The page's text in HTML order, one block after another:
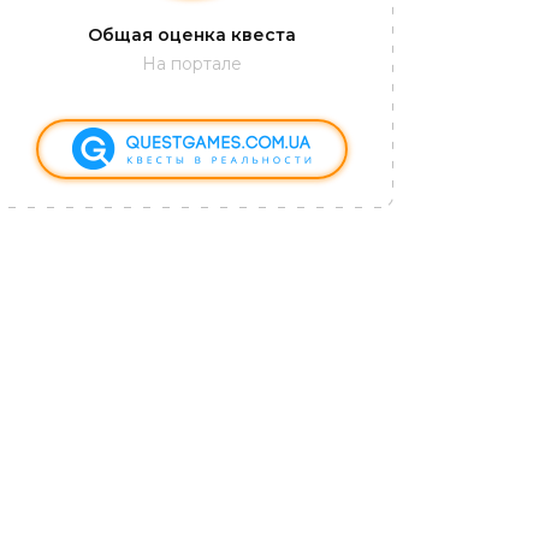
Общая оценка квеста
На портале